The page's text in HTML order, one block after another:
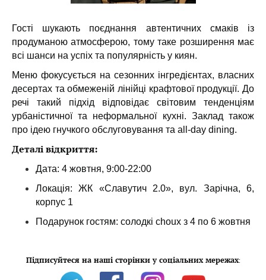
Гості шукають поєднання автентичних смаків із
продуманою атмосферою, тому таке розширення має
всі шанси на успіх та популярність у киян.
Меню фокусується на сезонних інгредієнтах, власних
десертах та обмеженій лінійці крафтової продукції. До
речі такий підхід відповідає світовим тенденціям
урбаністичної та неформальної кухні. Заклад також
про ідею гнучкого обслуговування та all-day dining.
Деталі відкриття:
Дата: 4 жовтня, 9:00-22:00
Локація: ЖК «Славутич 2.0», вул. Зарічна, 6,
корпус 1
Подарунок гостям: солодкі choux з 4 по 6 жовтня
Підписуйтеся на наші сторінки у соціальних мережах: